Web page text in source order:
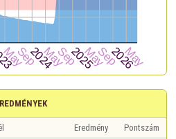
Eredmény
Pontszám